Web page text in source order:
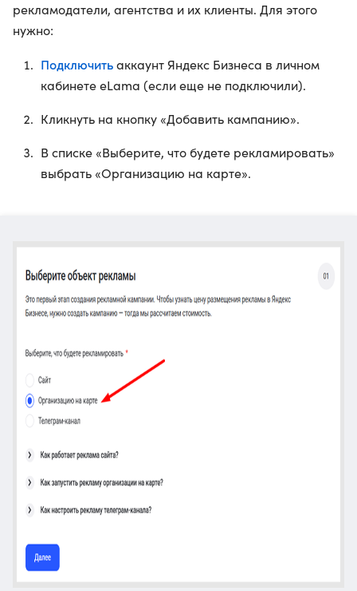
рекламодатели, агентства и их клиенты. Для этого
нужно:
Подключитьаккаунт Яндекс Бизнеса в личном
кабинете eLama (если еще не подключили).
Кликнуть на кнопку «Добавить кампанию».
В списке «Выберите, что будете рекламировать»
выбрать «Организацию на карте».